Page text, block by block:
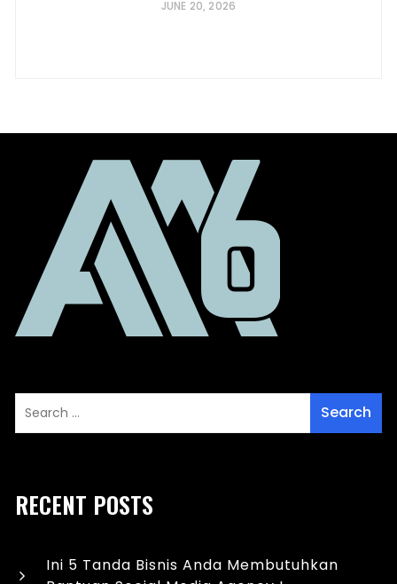
JUNE 20, 2026
RECENT POSTS
Ini 5 Tanda Bisnis Anda Membutuhkan